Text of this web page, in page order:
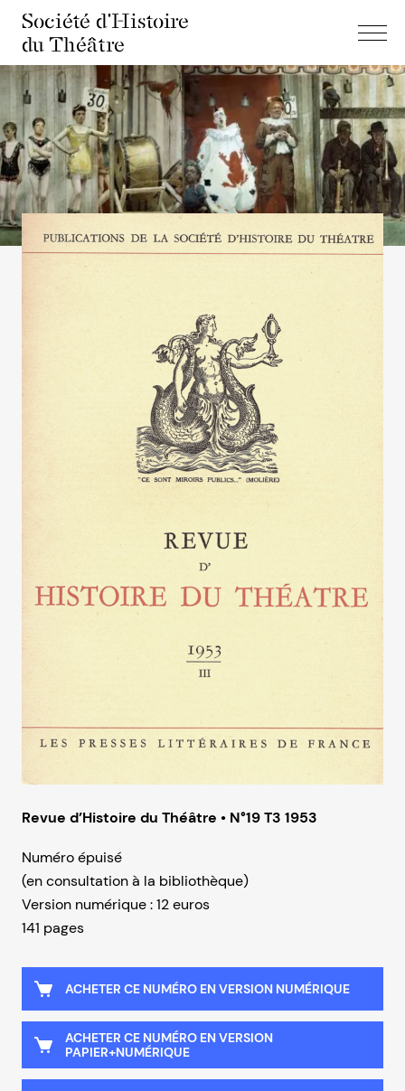
Société d'Histoire
du Théâtre
Revue d’Histoire du Théâtre • N°19 T3 1953
Numéro épuisé
(en consultation à la bibliothèque)
Version numérique : 12 euros
141 pages
ACHETER CE NUMÉRO EN VERSION NUMÉRIQUE
ACHETER CE NUMÉRO EN VERSION
PAPIER+NUMÉRIQUE